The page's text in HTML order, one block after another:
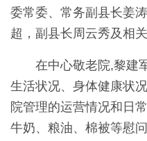
委常委、常务副县长姜
超，副县长周云秀及相
在中心敬老院,黎建
生活状况、身体健康状
院管理的运营情况和日
牛奶、粮油、棉被等慰